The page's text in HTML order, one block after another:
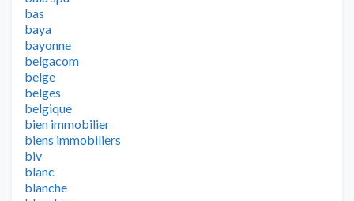
bas
baya
bayonne
belgacom
belge
belges
belgique
bien immobilier
biens immobiliers
biv
blanc
blanche